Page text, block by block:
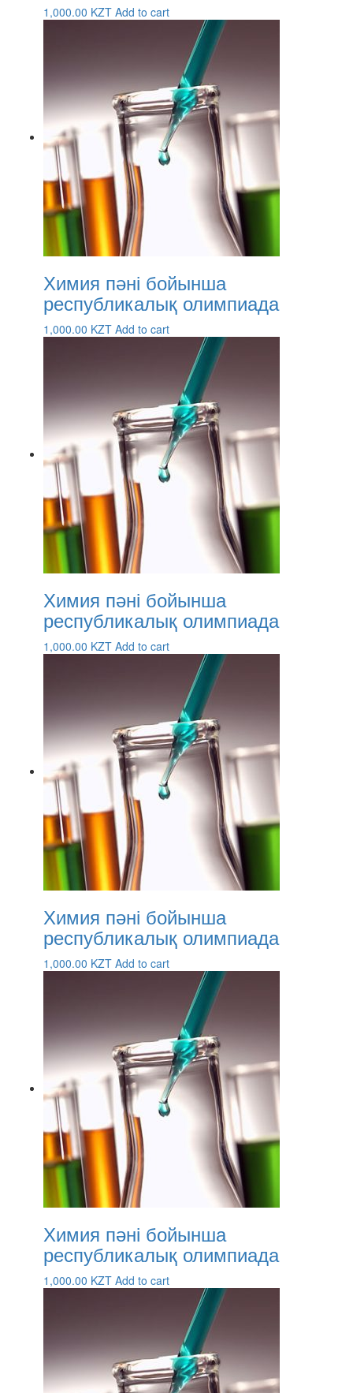
1,000.00 KZT Add to cart
Химия пәні бойынша
республикалық олимпиада
1,000.00 KZT Add to cart
Химия пәні бойынша
республикалық олимпиада
1,000.00 KZT Add to cart
Химия пәні бойынша
республикалық олимпиада
1,000.00 KZT Add to cart
Химия пәні бойынша
республикалық олимпиада
1,000.00 KZT Add to cart